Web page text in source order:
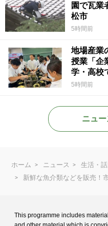
園で瓦
松市
5時間前
地場産業
授業「企
学・高校
5時間前
ニュ
ホーム ニュース
生活・話
新鮮な魚介類などを販売
This programme includes